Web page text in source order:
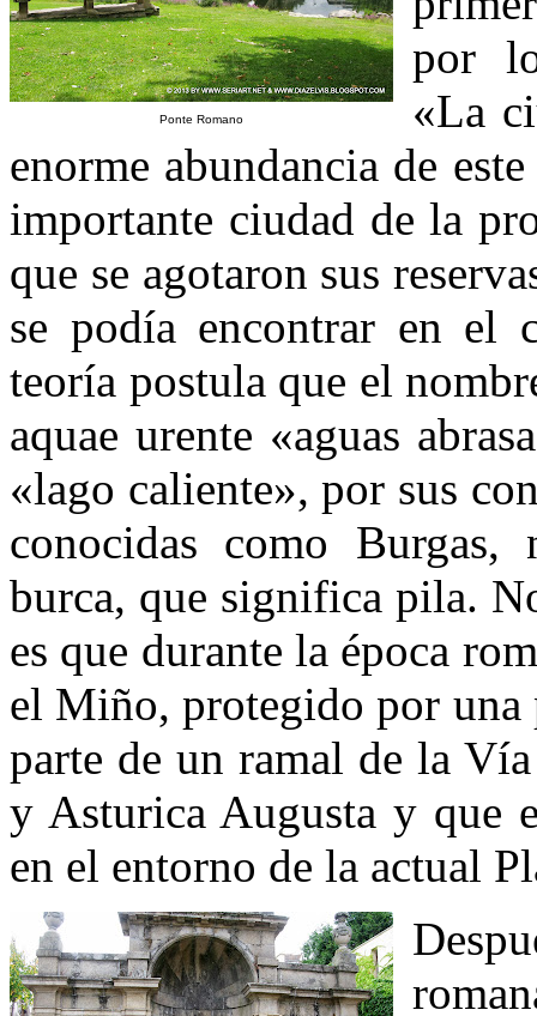
Ponte Romano
por
«La
enorme abundancia de
importante ciudad de la
que se agotaron sus
se podía encontrar en
teoría postula que el
aquae urente «aguas
«lago caliente», por sus
conocidas como
burca, que significa pila.
es que durante la época
el Miño, protegido por una
parte de un ramal de la
y Asturica Augusta y que
en el entorno de la actual